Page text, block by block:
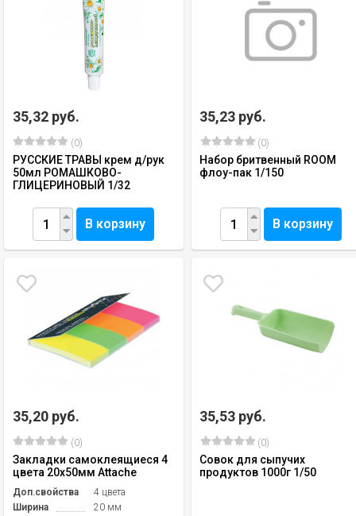
35,32 руб.
(0)
РУССКИЕ ТРАВЫ крем д/рук
50мл РОМАШКОВО-
ГЛИЦЕРИНОВЫЙ 1/32
В корзину
35,23 руб.
(0)
Набор бритвенный ROOM
флоу-пак 1/150
В корзину
35,20 руб.
(0)
Закладки самоклеящиеся 4
цвета 20х50мм Attache
Доп.свойства
4 цвета
Ширина
20 мм
35,53 руб.
(0)
Совок для сыпучих
продуктов 1000г 1/50